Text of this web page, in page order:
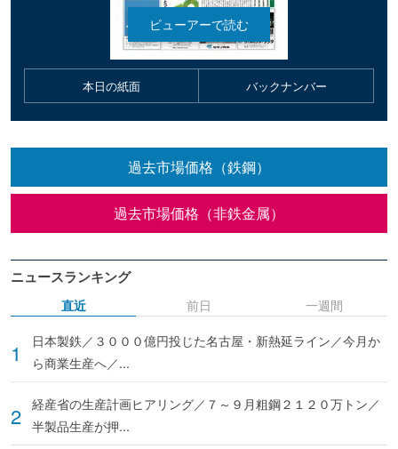
本日の紙面 バックナンバー
過去市場価格（鉄鋼）
過去市場価格（非鉄金属）
ニュースランキング
直近
日本製鉄／３０００億円投じた名古屋・新熱延ライン／今月か
ら商業生産へ／...
経産省の生産計画ヒアリング／７～９月粗鋼２１２０万トン／
半製品生産が押...
前日 一週間